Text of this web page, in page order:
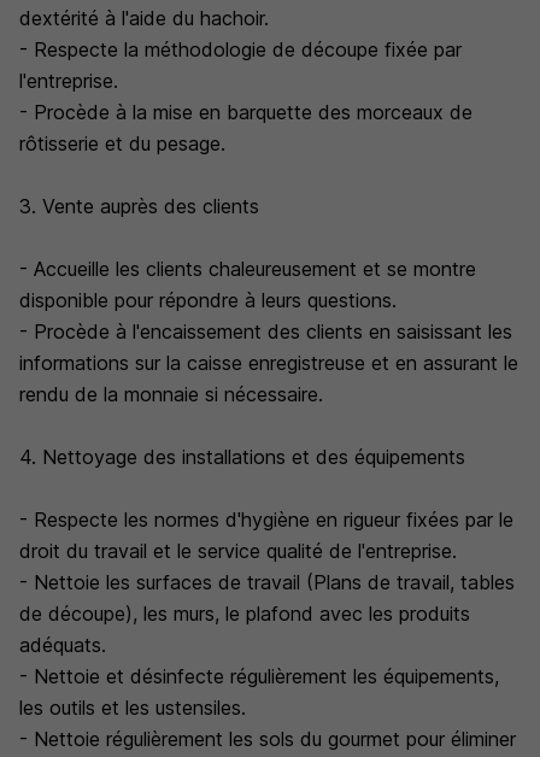
dextérité à l'aide du hachoir.
- Respecte la méthodologie de découpe fixée par
l'entreprise.
- Procède à la mise en barquette des morceaux de
rôtisserie et du pesage.
3. Vente auprès des clients
- Accueille les clients chaleureusement et se montre
disponible pour répondre à leurs questions.
- Procède à l'encaissement des clients en saisissant les
informations sur la caisse enregistreuse et en assurant le
rendu de la monnaie si nécessaire.
4. Nettoyage des installations et des équipements
- Respecte les normes d'hygiène en rigueur fixées par le
droit du travail et le service qualité de l'entreprise.
- Nettoie les surfaces de travail (Plans de travail, tables
de découpe), les murs, le plafond avec les produits
adéquats.
- Nettoie et désinfecte régulièrement les équipements,
les outils et les ustensiles.
- Nettoie régulièrement les sols du gourmet pour éliminer